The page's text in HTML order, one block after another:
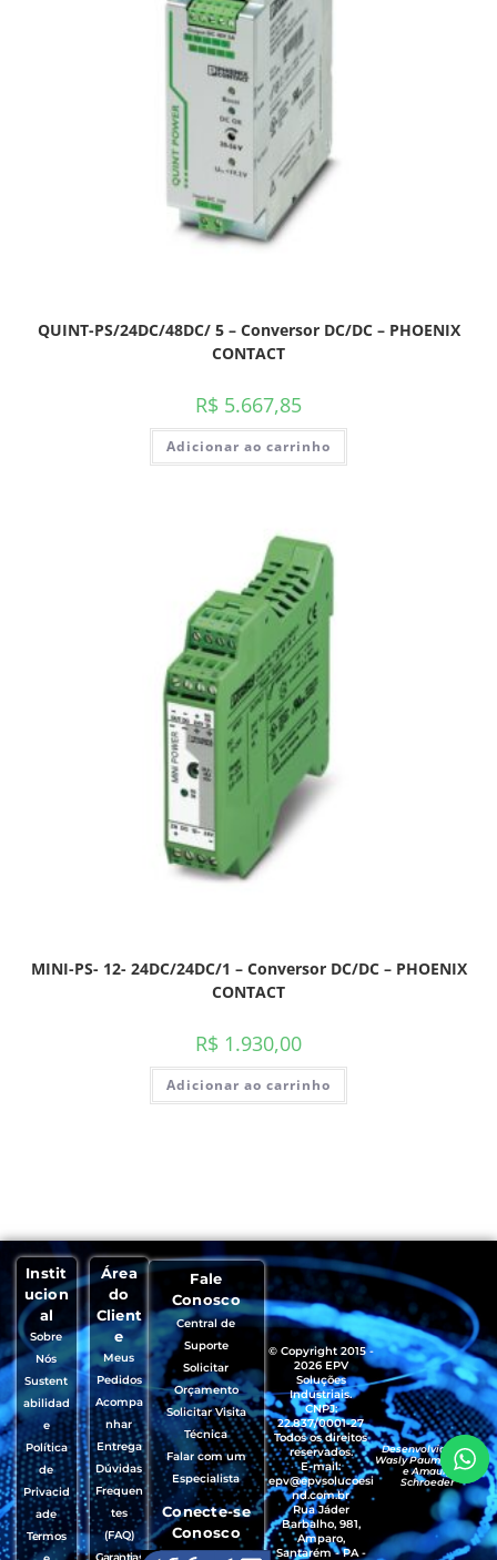
QUINT-PS/24DC/48DC/ 5 – Conversor DC/DC – PHOENIX
CONTACT
R$ 5.667,85
Adicionar ao carrinho
MINI-PS- 12- 24DC/24DC/1 – Conversor DC/DC – PHOENIX
CONTACT
R$ 1.930,00
Adicionar ao carrinho
Instit
ucion
al
Sobre
Nós
Sustent
abilidad
e
Política
de
Privacid
ade
Termos
Área
do
Client
e
Meus
Pedidos
Acompa
nhar
Entrega
Dúvidas
Frequen
tes
(FAQ)
Garantias
Fale
Conosco
Central de
Suporte
Solicitar
Orçamento
Solicitar Visita
Técnica
Falar com um
Especialista
Conecte-se
Conosco
© Copyright 2015 -
2026 EPV
Soluções
Industriais.
CNPJ:
22.837/0001-27
Todos os direitos
reservados.
E-mail:
epv@epvsolucoesi
nd.com.br
Rua Jáder
Barbalho, 981,
Amparo,
Santarém - PA -
Desenvolvido por
Wasly Paumgartten
e Amaury
Schroeder